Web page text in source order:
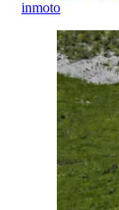
inmoto